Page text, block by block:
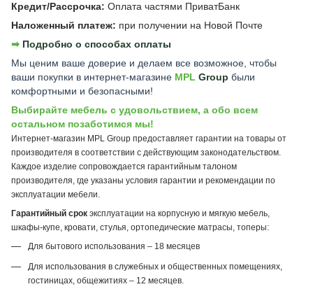
Кредит/Рассрочка: Оплата частями ПриватБанк
Наложенный платеж: при получении на Новой Почте
➡︎ Подробно о способах оплаты
Мы ценим ваше доверие и делаем все возможное, чтобы
ваши покупки в интернет-магазине MPL Group были
комфортными и безопасными!
Выбирайте мебель с удовольствием, а обо всем
остальном позаботимся мы!
Интернет-магазин MPL Group предоставляет гарантии на товары от
производителя в соответствии с действующим законодательством.
Каждое изделие сопровождается гарантийным талоном
производителя, где указаны условия гарантии и рекомендации по
эксплуатации мебели.
Гарантийный срок эксплуатации на корпусную и мягкую мебель,
шкафы-купе, кровати, стулья, ортопедические матрасы, топеры:
Для бытового использования – 18 месяцев
Для использования в служебных и общественных помещениях,
гостиницах, общежитиях – 12 месяцев.